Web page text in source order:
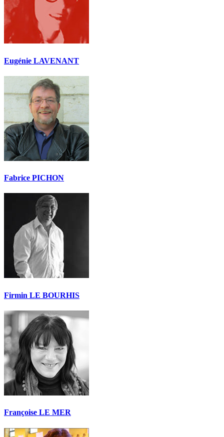
Eugénie LAVENANT
Fabrice PICHON
Firmin LE BOURHIS
Françoise LE MER